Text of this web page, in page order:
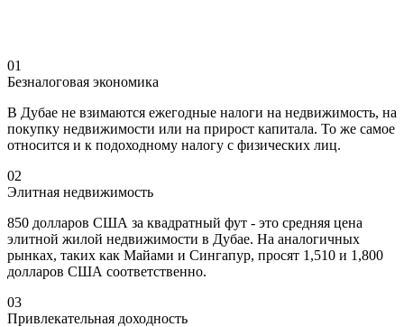
01
Безналоговая экономика
В Дубае не взимаются ежегодные налоги на недвижимость, на
покупку недвижимости или на прирост капитала. То же самое
относится и к подоходному налогу с физических лиц.
02
Элитная недвижимость
850 долларов США за квадратный фут - это средняя цена
элитной жилой недвижимости в Дубае. На аналогичных
рынках, таких как Майами и Сингапур, просят 1,510 и 1,800
долларов США соответственно.
03
Привлекательная доходность